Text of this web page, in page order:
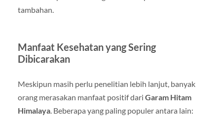
tambahan.
Manfaat Kesehatan yang Sering
Dibicarakan
Meskipun masih perlu penelitian lebih lanjut, banyak
orang merasakan manfaat positif dari Garam Hitam
Himalaya. Beberapa yang paling populer antara lain: